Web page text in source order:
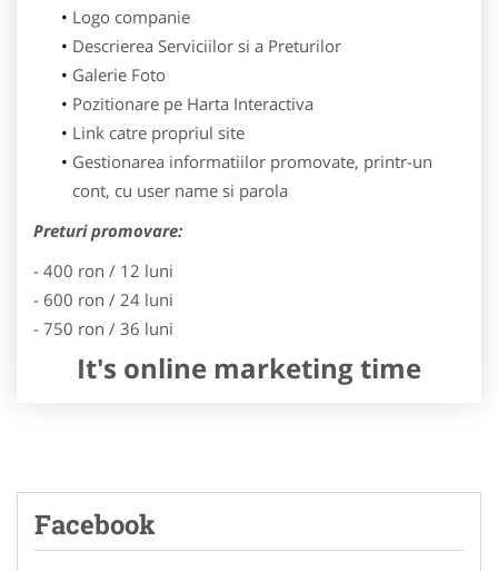
Logo companie
Descrierea Serviciilor si a Preturilor
Galerie Foto
Pozitionare pe Harta Interactiva
Link catre propriul site
Gestionarea informatiilor promovate, printr-un
cont, cu user name si parola
Preturi promovare:
- 400 ron / 12 luni
- 600 ron / 24 luni
- 750 ron / 36 luni
It's online marketing time
Facebook